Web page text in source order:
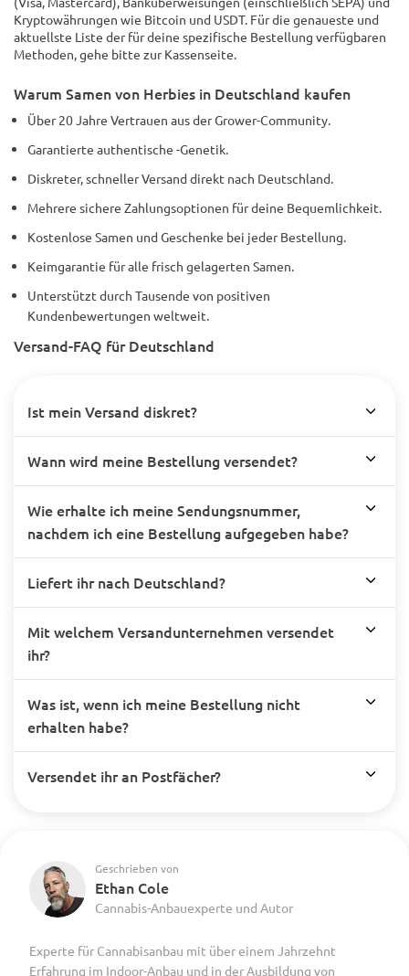
Kryptowährungen wie Bitcoin und USDT. Für die genaueste und
aktuellste Liste der für deine spezifische Bestellung verfügbaren
Methoden, gehe bitte zur Kassenseite.
Warum Samen von Herbies in Deutschland kaufen
Über 20 Jahre Vertrauen aus der Grower-Community.
Garantierte authentische -Genetik.
Diskreter, schneller Versand direkt nach Deutschland.
Mehrere sichere Zahlungsoptionen für deine Bequemlichkeit.
Kostenlose Samen und Geschenke bei jeder Bestellung.
Keimgarantie für alle frisch gelagerten Samen.
Unterstützt durch Tausende von positiven
Kundenbewertungen weltweit.
Versand-FAQ für Deutschland
Ist mein Versand diskret?
Wann wird meine Bestellung versendet?
Wie erhalte ich meine Sendungsnummer,
nachdem ich eine Bestellung aufgegeben habe?
Liefert ihr nach Deutschland?
Mit welchem Versandunternehmen versendet
ihr?
Was ist, wenn ich meine Bestellung nicht
erhalten habe?
Versendet ihr an Postfächer?
Geschrieben von
Ethan Cole
Cannabis-Anbauexperte und Autor
Experte für Cannabisanbau mit über einem Jahrzehnt
Erfahrung im Indoor-Anbau und in der Ausbildung von